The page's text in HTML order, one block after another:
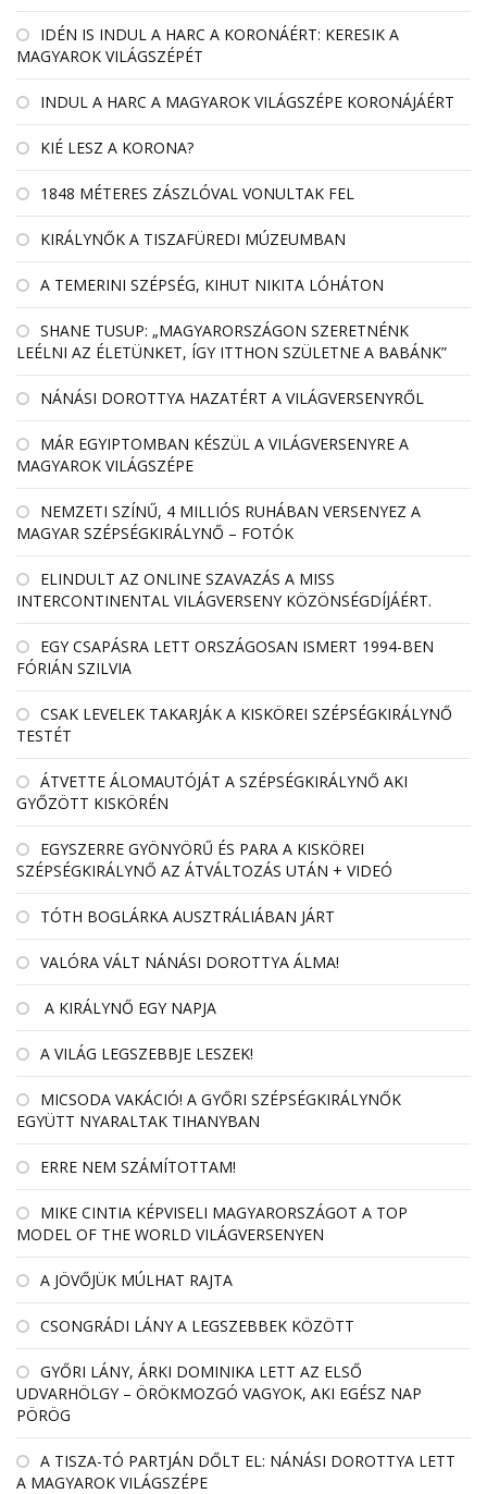
IDÉN IS INDUL A HARC A KORONÁÉRT: KERESIK A
MAGYAROK VILÁGSZÉPÉT
INDUL A HARC A MAGYAROK VILÁGSZÉPE KORONÁJÁÉRT
KIÉ LESZ A KORONA?
1848 MÉTERES ZÁSZLÓVAL VONULTAK FEL
KIRÁLYNŐK A TISZAFÜREDI MÚZEUMBAN
A TEMERINI SZÉPSÉG, KIHUT NIKITA LÓHÁTON
SHANE TUSUP: „MAGYARORSZÁGON SZERETNÉNK
LEÉLNI AZ ÉLETÜNKET, ÍGY ITTHON SZÜLETNE A BABÁNK”
NÁNÁSI DOROTTYA HAZATÉRT A VILÁGVERSENYRŐL
MÁR EGYIPTOMBAN KÉSZÜL A VILÁGVERSENYRE A
MAGYAROK VILÁGSZÉPE
NEMZETI SZÍNŰ, 4 MILLIÓS RUHÁBAN VERSENYEZ A
MAGYAR SZÉPSÉGKIRÁLYNŐ – FOTÓK
ELINDULT AZ ONLINE SZAVAZÁS A MISS
INTERCONTINENTAL VILÁGVERSENY KÖZÖNSÉGDÍJÁÉRT.
EGY CSAPÁSRA LETT ORSZÁGOSAN ISMERT 1994-BEN
FÓRIÁN SZILVIA
CSAK LEVELEK TAKARJÁK A KISKÖREI SZÉPSÉGKIRÁLYNŐ
TESTÉT
ÁTVETTE ÁLOMAUTÓJÁT A SZÉPSÉGKIRÁLYNŐ AKI
GYŐZÖTT KISKÖRÉN
EGYSZERRE GYÖNYÖRŰ ÉS PARA A KISKÖREI
SZÉPSÉGKIRÁLYNŐ AZ ÁTVÁLTOZÁS UTÁN + VIDEÓ
TÓTH BOGLÁRKA AUSZTRÁLIÁBAN JÁRT
VALÓRA VÁLT NÁNÁSI DOROTTYA ÁLMA!
A KIRÁLYNŐ EGY NAPJA
A VILÁG LEGSZEBBJE LESZEK!
MICSODA VAKÁCIÓ! A GYŐRI SZÉPSÉGKIRÁLYNŐK
EGYÜTT NYARALTAK TIHANYBAN
ERRE NEM SZÁMÍTOTTAM!
MIKE CINTIA KÉPVISELI MAGYARORSZÁGOT A TOP
MODEL OF THE WORLD VILÁGVERSENYEN
A JÖVŐJÜK MÚLHAT RAJTA
CSONGRÁDI LÁNY A LEGSZEBBEK KÖZÖTT
GYŐRI LÁNY, ÁRKI DOMINIKA LETT AZ ELSŐ
UDVARHÖLGY – ÖRÖKMOZGÓ VAGYOK, AKI EGÉSZ NAP
PÖRÖG
A TISZA-TÓ PARTJÁN DŐLT EL: NÁNÁSI DOROTTYA LETT
A MAGYAROK VILÁGSZÉPE